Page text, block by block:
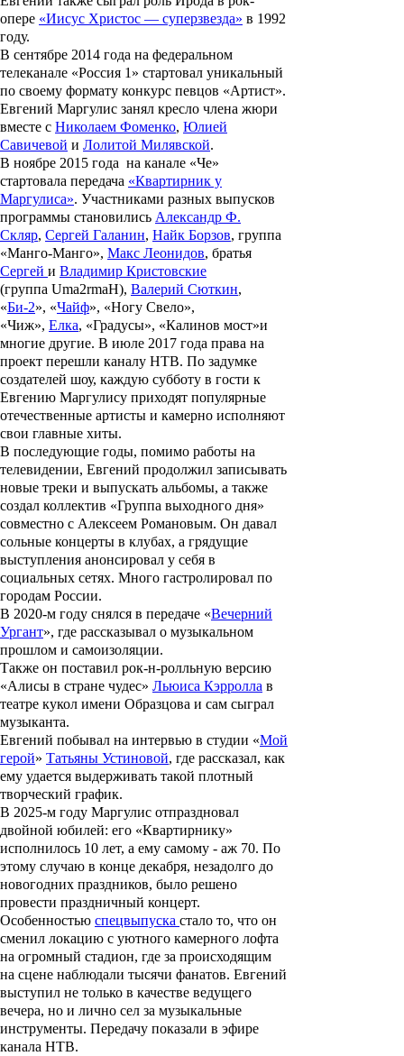
опере «Иисус Христос — суперзвезда» в 1992
году.
В сентябре 2014 года на федеральном
телеканале «Россия 1» стартовал уникальный
по своему формату конкурс певцов «Артист».
Евгений Маргулис занял кресло члена жюри
вместе с Николаем Фоменко, Юлией
Савичевой и Лолитой Милявской.
В ноябре 2015 года на канале «Че»
стартовала передача «Квартирник у
Маргулиса». Участниками разных выпусков
программы становились Александр Ф.
Скляр, Сергей Галанин, Найк Борзов, группа
«Манго-Манго», Макс Леонидов, братья
Сергей и Владимир Кристовские
(группа Uma2rmaH), Валерий Сюткин,
«Би-2», «Чайф», «Ногу Свело»,
«Чиж», Елка, «Градусы», «Калинов мост»и
многие другие. В июле 2017 года права на
проект перешли каналу НТВ. По задумке
создателей шоу, каждую субботу в гости к
Евгению Маргулису приходят популярные
отечественные артисты и камерно исполняют
свои главные хиты.
В последующие годы, помимо работы на
телевидении, Евгений продолжил записывать
новые треки и выпускать альбомы, а также
создал коллектив «Группа выходного дня»
совместно с Алексеем Романовым. Он давал
сольные концерты в клубах, а грядущие
выступления анонсировал у себя в
социальных сетях. Много гастролировал по
городам России.
В 2020-м году снялся в передаче «Вечерний
Ургант», где рассказывал о музыкальном
прошлом и самоизоляции.
Также он поставил рок-н-ролльную версию
«Алисы в стране чудес» Льюиса Кэрролла в
театре кукол имени Образцова и сам сыграл
музыканта.
Евгений побывал на интервью в студии «Мой
герой» Татьяны Устиновой, где рассказал, как
ему удается выдерживать такой плотный
творческий график.
В 2025-м году Маргулис отпраздновал
двойной юбилей: его «Квартирнику»
исполнилось 10 лет, а ему самому - аж 70. По
этому случаю в конце декабря, незадолго до
новогодних праздников, было решено
провести праздничный концерт.
Особенностью спецвыпуска стало то, что он
сменил локацию с уютного камерного лофта
на огромный стадион, где за происходящим
на сцене наблюдали тысячи фанатов. Евгений
выступил не только в качестве ведущего
вечера, но и лично сел за музыкальные
инструменты. Передачу показали в эфире
канала НТВ.